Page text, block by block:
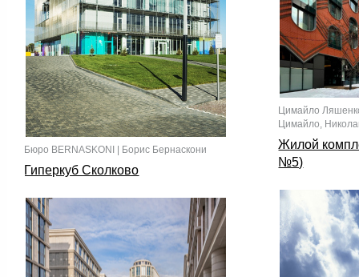
Бюро BERNASKONI | Борис Бернаскони
Гиперкуб Сколково
Цимайло
Цимайло,
Жилой
№5)